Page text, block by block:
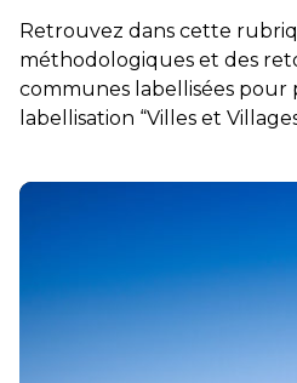
Retrouvez dans cette
méthodologiques et des
communes labellisées pour
labellisation “Villes et